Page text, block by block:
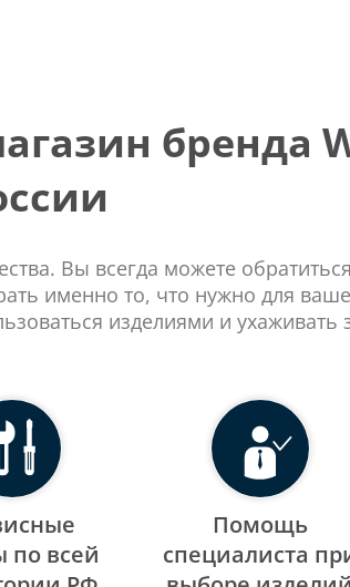
бренда
Вы всегда можете
именно то, что нужно для
изделиями и ухаживать
по всей
Помощь
специалиста